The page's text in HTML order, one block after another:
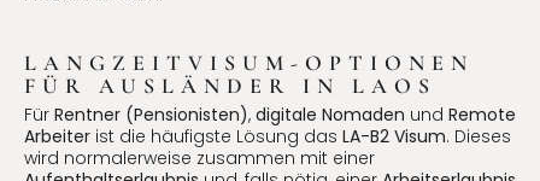
LANGZEITVISUM-OPTIONEN
FÜR AUSLÄNDER IN LAOS
Für Rentner (Pensionisten), digitale Nomaden und Remote
Arbeiter ist die häufigste Lösung das LA-B2 Visum. Dieses
wird normalerweise zusammen mit einer